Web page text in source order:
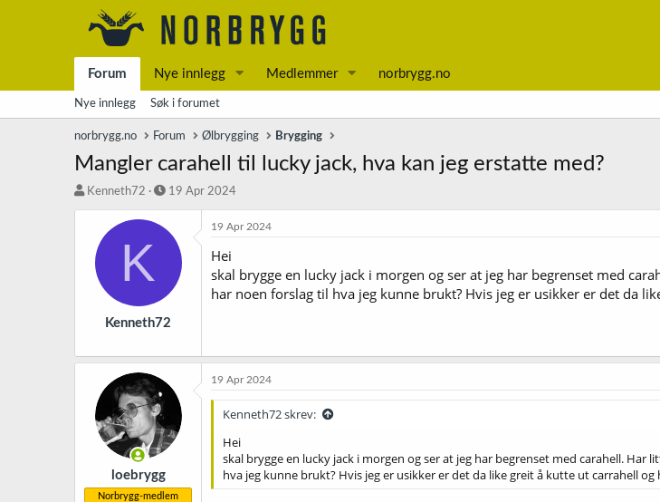
Forum Nye innlegg Medlemmer norbrygg.no
Nye innlegg Søk i forumet
norbrygg.no Forum Ølbrygging Brygging
Mangler carahell til lucky jack, hva kan jeg erstatte med?
T
r
Kenneth72
S
a
o
19 Apr 2024
K
Kenneth72
19 Apr 2024
Hei
skal brygge en lucky jack i morgen og ser at jeg har begrenset med
har noen forslag til hva jeg kunne brukt? Hvis jeg er usikker er det da
loebrygg
Norbrygg-medlem
19 Apr 2024
Kenneth72 skrev:
Hei
skal brygge en lucky jack i morgen og ser at jeg har begrenset med carahell.
hva jeg kunne brukt? Hvis jeg er usikker er det da like greit å kutte ut carrahell